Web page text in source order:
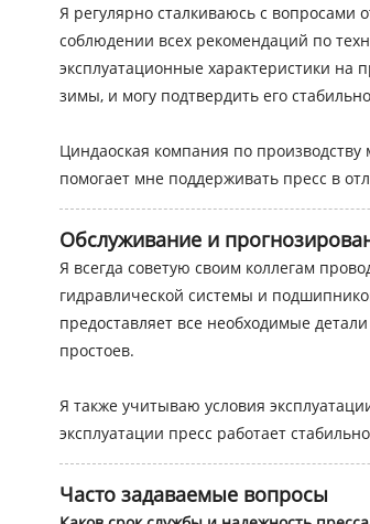
Я регулярно сталкиваюсь с вопросами
соблюдении всех рекомендаций по
эксплуатационные характеристики на
зимы, и могу подтвердить его
Циндаоская компания по
помогает мне поддерживать пресс в
Обслуживание и
Я всегда советую своим коллегам
гидравлической системы и
предоставляет все необходимые
простоев.
Я также учитываю условия
эксплуатации пресс работает
Часто задаваемые вопросы